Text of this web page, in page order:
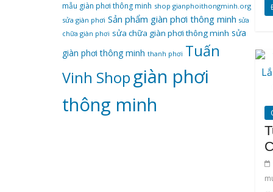
mẫu giàn phơi thông minh shop gianphoithongminh.org
sửa giàn phơi Sản phẩm giàn phơi thông minh sửa
chữa giàn phơi sửa chữa giàn phơi thông minh sửa
giàn phơi thông minh thanh phơi Tuấn
Vinh Shop‌giàn‌ ‌phơi‌
‌thông‌ ‌minh